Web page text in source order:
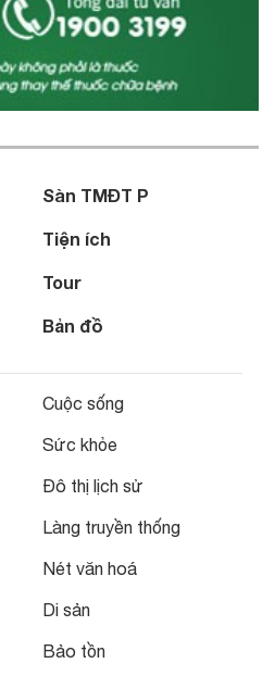
Sàn TMĐT P
Tiện ích
Tour
Bản đồ
Cuộc sống
Sức khỏe
Đô thị lịch sử
Làng truyền thống
Nét văn hoá
Di sản
Bảo tồn